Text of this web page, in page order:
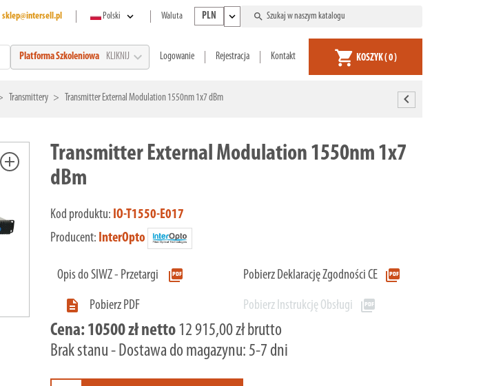
sklep@intersell.pl Polski expand_more Waluta PLN expand_more search
Platforma Szkoleniowa KLIKNIJ expand_more Logowanie Rejestracja Kontakt shopping_cart KOSZYK( 0 )
Transmittery Transmitter External Modulation 1550nm 1x7 dBm chevron_left
add
Transmitter External Modulation 1550nm 1x7
dBm
Kod produktu: IO-T1550-E017
Producent: InterOpto
Opis do SIWZ - Przetargi picture_as_pdf Pobierz Deklarację Zgodności CE
picture_as_pdf

Pobierz PDF Pobierz Instrukcję Obsługi picture_as_pdf
Cena: 10500 zł netto12 915,00 zł brutto
Brak stanu - Dostawa do magazynu: 5-7 dni